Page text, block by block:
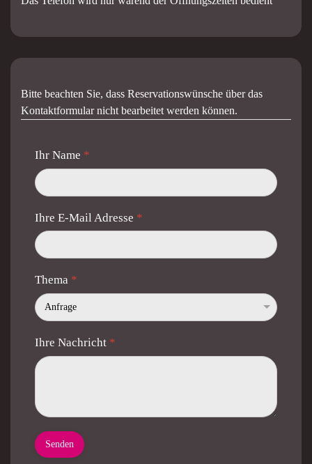
Bitte beachten Sie, dass Reservationswünsche über das
Kontaktformular nicht bearbeitet werden können.
Ihr Name *
Ihre E-Mail Adresse *
Thema *
Ihre Nachricht *
Senden